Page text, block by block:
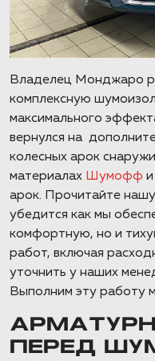
Владелец Монджаро
комплексную
максимального
вернулся на
колесных арок
материалах Шумофф
арок. Прочитайте
убедится как мы
комфортную, но и
работ, включая
уточнить у наших
Выполним эту работу
ПЕРЕД